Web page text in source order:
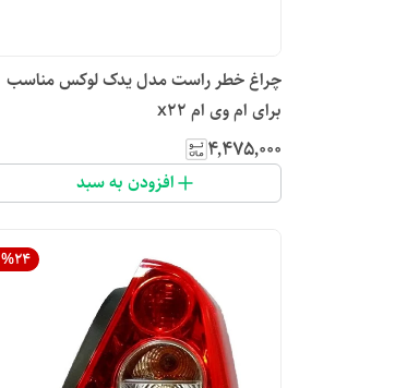
چراغ خطر راست مدل یدک لوکس مناسب
برای ام وی ام x22
۴٬۴۷۵٬۰۰۰
افزودن به سبد
%24